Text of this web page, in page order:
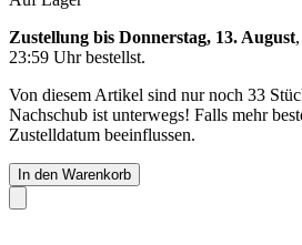
Zustellung bis Donnerstag, 13. August
23:59 Uhrbestellst.
Von diesem Artikel sind nur noch 33
Nachschub ist unterwegs! Falls mehr
Zustelldatum beeinflussen.
In den Warenkorb